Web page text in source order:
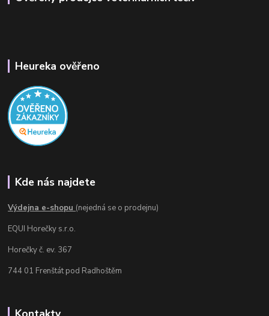
Heureka ověřeno
Kde nás najdete
Výdejna e-shopu (nejedná se o prodejnu)
EQUI Horečky s.r.o.
Horečky č. ev. 367
744 01 Frenštát pod Radhoštěm